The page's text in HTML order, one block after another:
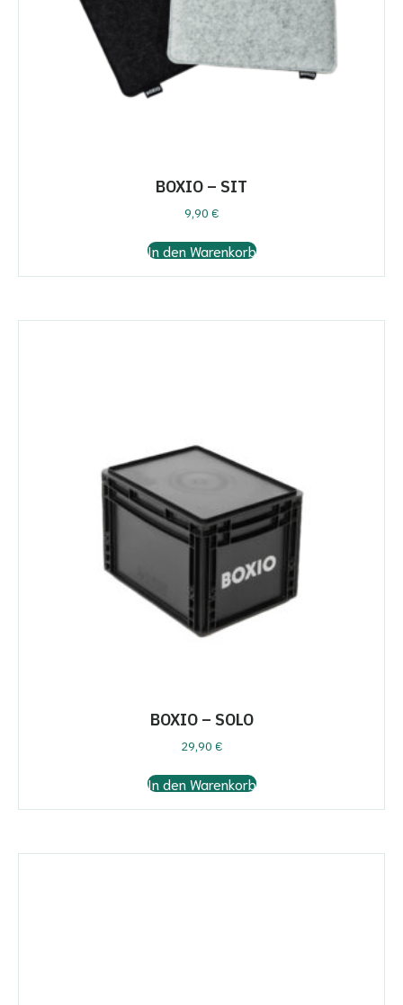
BOXIO – SIT
9,90 €
In den Warenkorb
BOXIO – SOLO
29,90 €
In den Warenkorb